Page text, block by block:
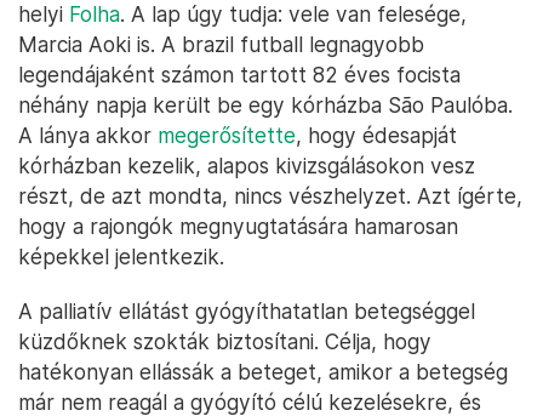
helyi Folha. A lap úgy tudja: vele van felesége,
Marcia Aoki is. A brazil futball legnagyobb
legendájaként számon tartott 82 éves focista
néhány napja került be egy kórházba São Paulóba.
A lánya akkor megerősítette, hogy édesapját
kórházban kezelik, alapos kivizsgálásokon vesz
részt, de azt mondta, nincs vészhelyzet. Azt ígérte,
hogy a rajongók megnyugtatására hamarosan
képekkel jelentkezik.
A palliatív ellátást gyógyíthatatlan betegséggel
küzdőknek szokták biztosítani. Célja, hogy
hatékonyan ellássák a beteget, amikor a betegség
már nem reagál a gyógyító célú kezelésekre, és